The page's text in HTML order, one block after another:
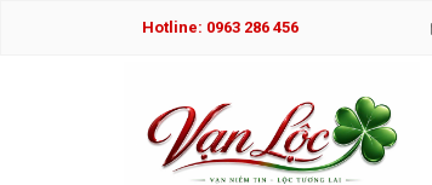
Hotline: 0963 286 456